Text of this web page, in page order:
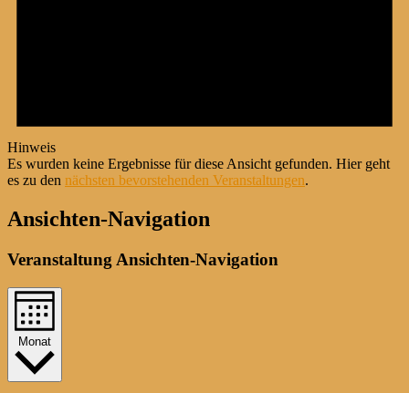
Hinweis
Es wurden keine Ergebnisse für diese Ansicht gefunden. Hier geht
es zu den nächsten bevorstehenden Veranstaltungen.
Ansichten-Navigation
Veranstaltung Ansichten-Navigation
Monat